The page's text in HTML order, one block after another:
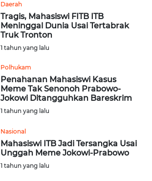
Daerah
Tragis, Mahasiswi FITB ITB
Meninggal Dunia Usai Tertabrak
Truk Tronton
1 tahun yang lalu
Polhukam
Penahanan Mahasiswi Kasus
Meme Tak Senonoh Prabowo-
Jokowi Ditangguhkan Bareskrim
1 tahun yang lalu
Nasional
Mahasiswi ITB Jadi Tersangka Usai
Unggah Meme Jokowi-Prabowo
1 tahun yang lalu